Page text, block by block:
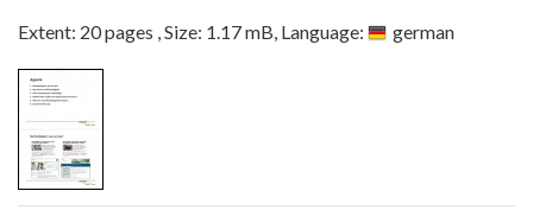
Extent: 20 pages , Size: 1.17 mB, Language:
german